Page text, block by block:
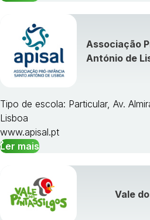
Associação
António de
Tipo de escola: Particular, Av.
Lisboa
www.apisal.pt
Ler mais
Vale